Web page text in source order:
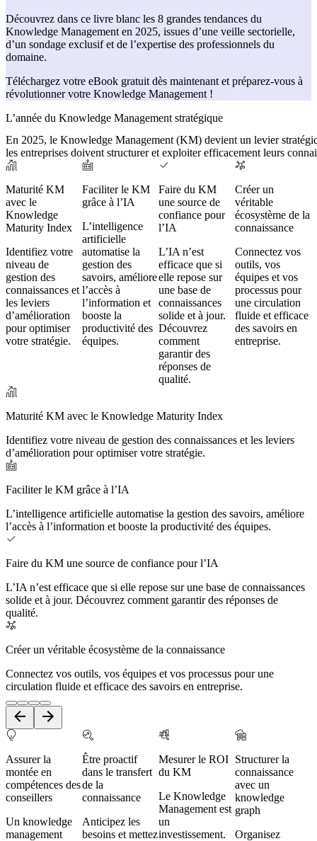
Découvrez dans ce livre blanc les 8 grandes tendances du
Knowledge Management en 2025, issues d’une veille sectorielle,
d’un sondage exclusif et de l’expertise des professionnels du
domaine.
Téléchargez votre eBook gratuit dès maintenant et préparez-vous à
révolutionner votre Knowledge Management !
L’année du Knowledge Management stratégique
En 2025, le Knowledge Management (KM) devient un levier
les entreprises doivent structurer et exploiter efficacement leurs
Maturité KM
avec le
Knowledge
Maturity Index
Identifiez votre
niveau de
gestion des
connaissances et
les leviers
d’amélioration
pour optimiser
votre stratégie.
Faciliter le KM
grâce à l’IA
L’intelligence
artificielle
automatise la
gestion des
savoirs, améliore
l’accès à
l’information et
booste la
productivité des
équipes.
Faire du KM
une source de
confiance pour
l’IA
L’IA n’est
efficace que si
elle repose sur
une base de
connaissances
solide et à jour.
Découvrez
comment
garantir des
réponses de
qualité.
Créer un
véritable
écosystème de la
connaissance
Connectez vos
outils, vos
équipes et vos
processus pour
une circulation
fluide et efficace
des savoirs en
entreprise.
Maturité KM avec le Knowledge Maturity Index
Identifiez votre niveau de gestion des connaissances et les leviers
d’amélioration pour optimiser votre stratégie.
Faciliter le KM grâce à l’IA
L’intelligence artificielle automatise la gestion des savoirs, améliore
l’accès à l’information et booste la productivité des équipes.
Faire du KM une source de confiance pour l’IA
L’IA n’est efficace que si elle repose sur une base de connaissances
solide et à jour. Découvrez comment garantir des réponses de
qualité.
Créer un véritable écosystème de la connaissance
Connectez vos outils, vos équipes et vos processus pour une
circulation fluide et efficace des savoirs en entreprise.
Assurer la
montée en
compétences des
conseillers
Un knowledge
management
Être proactif
dans le transfert
de la
connaissance
Anticipez les
besoins et mettez
Mesurer le ROI
du KM
Le Knowledge
Management est
un
investissement.
Structurer la
connaissance
avec un
knowledge
graph
Organisez